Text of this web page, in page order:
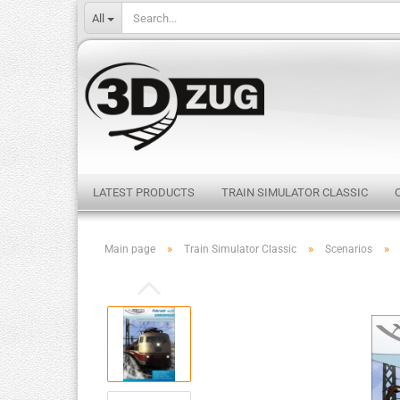
All
LATEST PRODUCTS TRAIN SIMULATOR CLASSIC
Main page » Train Simulator Classic » Scenarios »